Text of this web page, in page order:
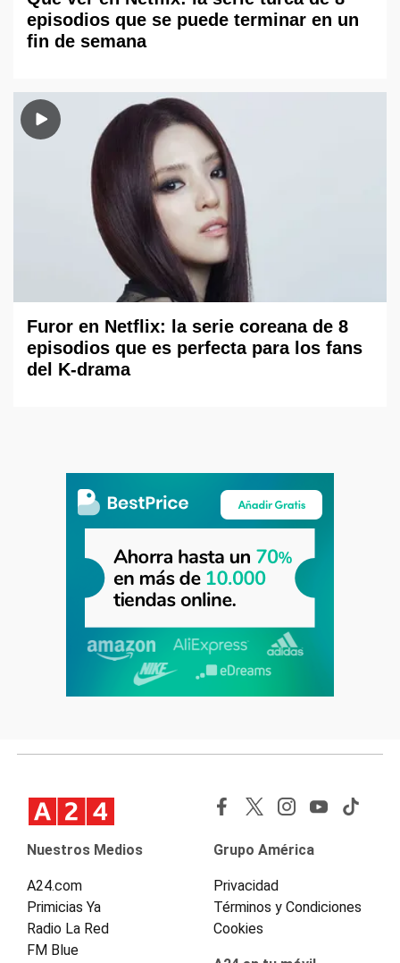
episodios que se puede terminar en un
fin de semana
Furor en Netflix: la serie coreana de 8
episodios que es perfecta para los fans
del K-drama
Nuestros Medios
A24.com
Primicias Ya
Radio La Red
FM Blue
Grupo América
Privacidad
Términos y Condiciones
Cookies